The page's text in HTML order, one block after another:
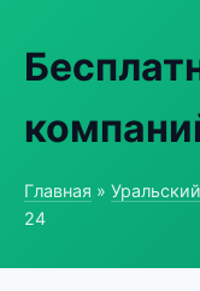
Главная »
24